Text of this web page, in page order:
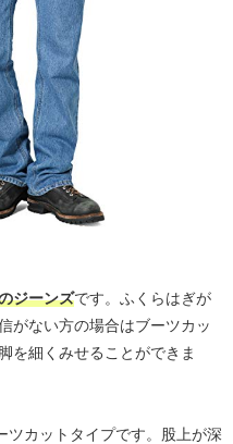
ジーンズです。ふくらはぎが
がない方の場合はブーツカッ
を細くみせることができま
ツカットタイプです。股上が深